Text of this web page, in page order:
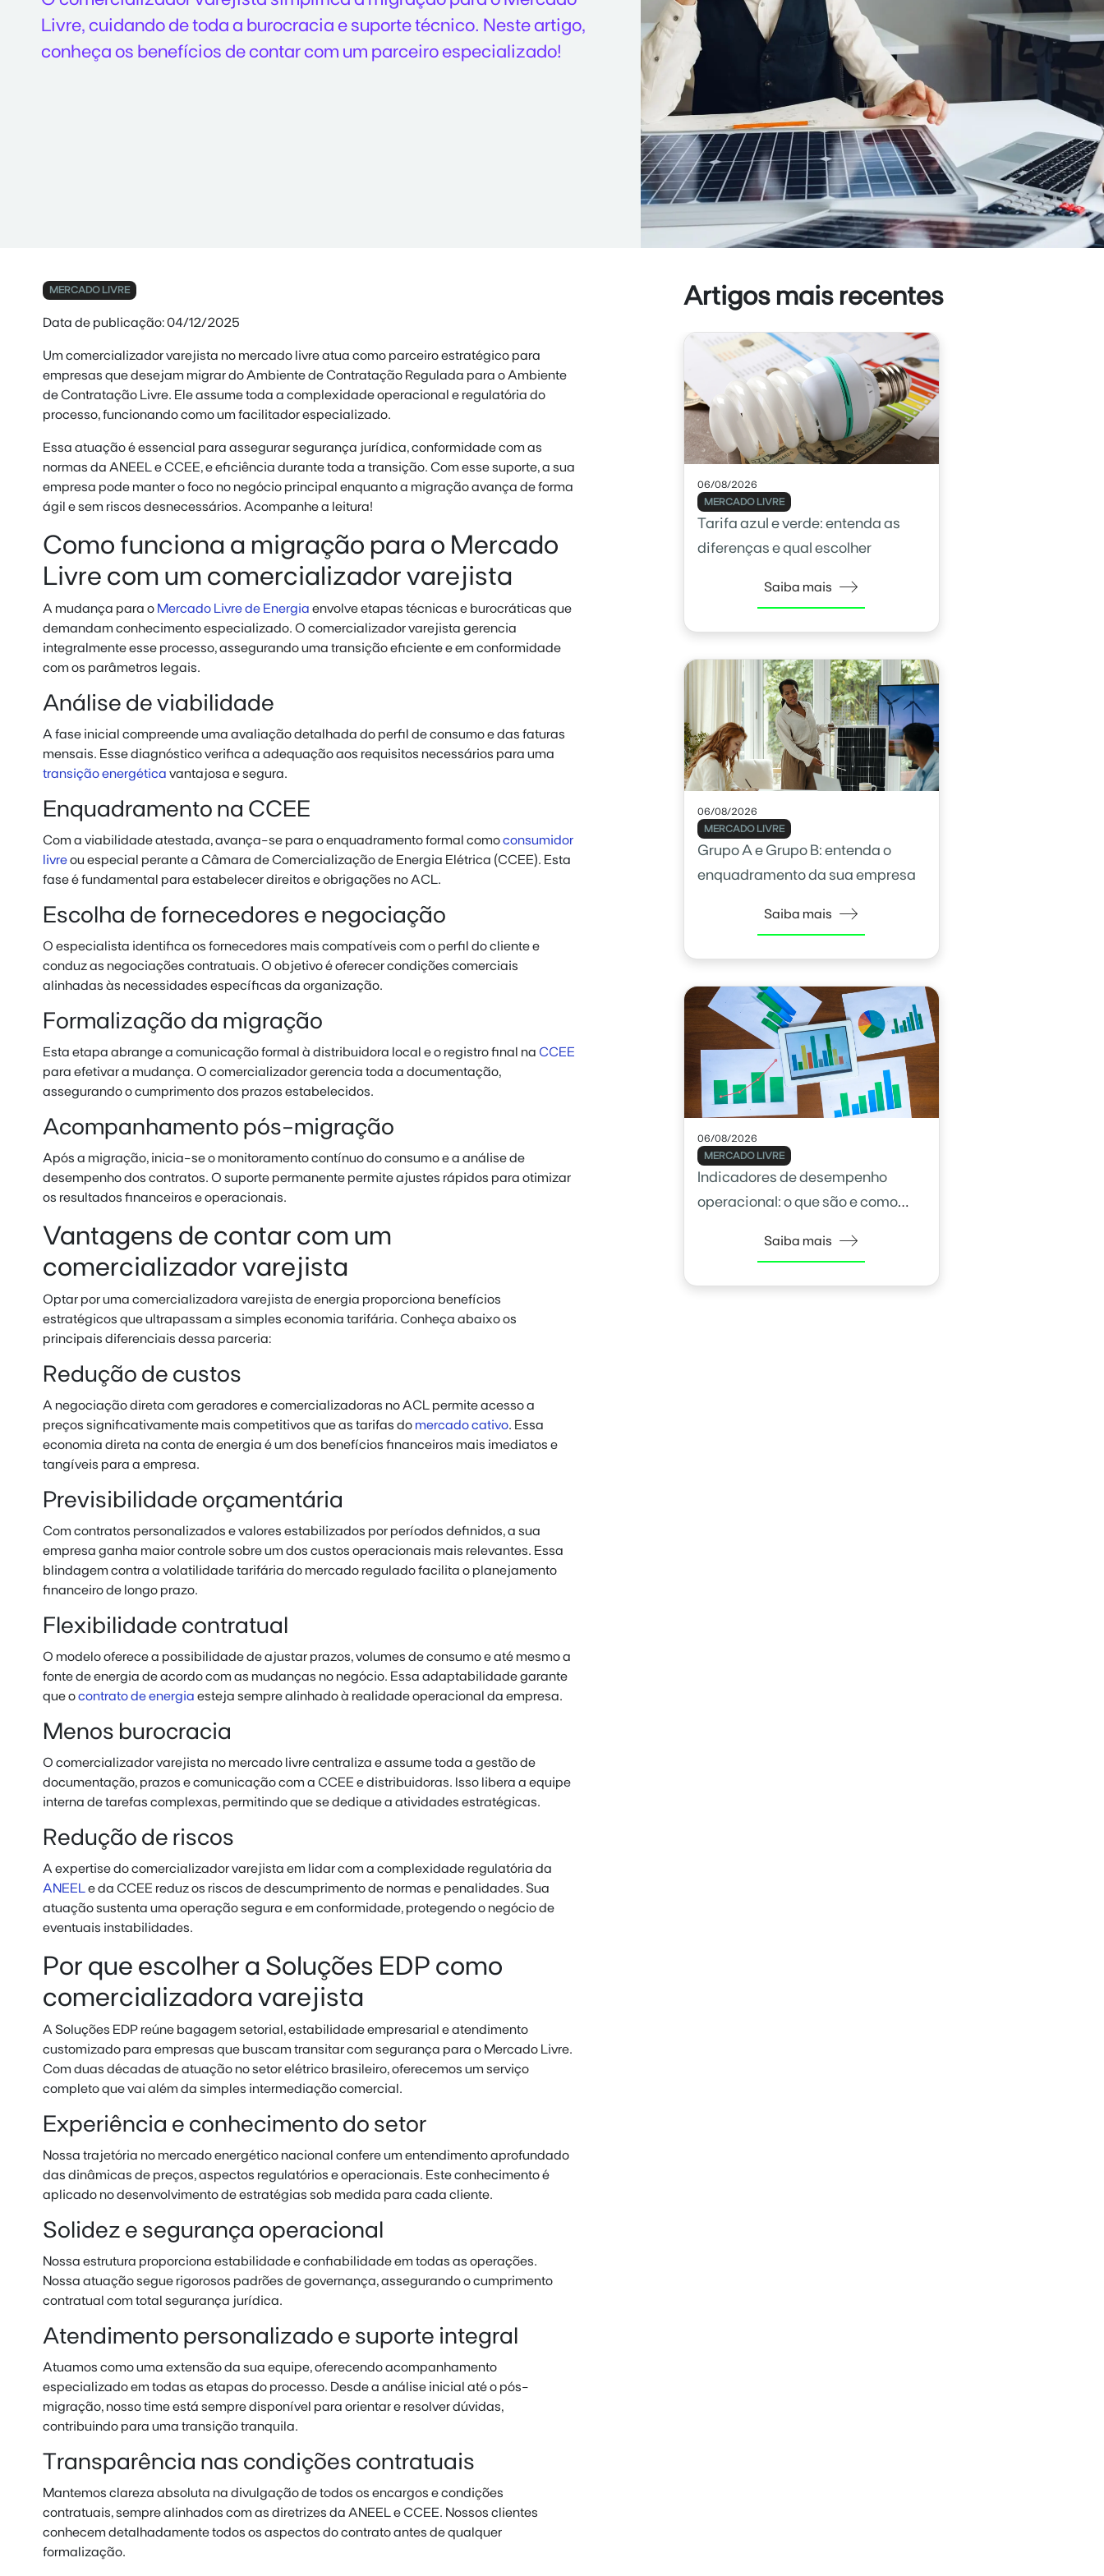
Livre, cuidando de toda a burocracia e suporte técnico. Neste artigo,
conheça os benefícios de contar com um parceiro especializado!
MERCADO LIVRE
Data de publicação: 04/12/2025
Um comercializador varejista no mercado livre atua como parceiro estratégico para
empresas que desejam migrar do Ambiente de Contratação Regulada para o Ambiente
de Contratação Livre. Ele assume toda a complexidade operacional e regulatória do
processo, funcionando como um facilitador especializado.
Essa atuação é essencial para assegurar segurança jurídica, conformidade com as
normas da ANEEL e CCEE, e eficiência durante toda a transição. Com esse suporte, a sua
empresa pode manter o foco no negócio principal enquanto a migração avança de forma
ágil e sem riscos desnecessários. Acompanhe a leitura!
Como funciona a migração para o Mercado
Livre com um comercializador varejista
A mudança para o Mercado Livre de Energia envolve etapas técnicas e burocráticas que
demandam conhecimento especializado. O comercializador varejista gerencia
integralmente esse processo, assegurando uma transição eficiente e em conformidade
com os parâmetros legais.
Análise de viabilidade
A fase inicial compreende uma avaliação detalhada do perfil de consumo e das faturas
mensais. Esse diagnóstico verifica a adequação aos requisitos necessários para uma
transição energética vantajosa e segura.
Enquadramento na CCEE
Com a viabilidade atestada, avança-se para o enquadramento formal comoconsumidor
livreou especial perante a Câmara de Comercialização de Energia Elétrica (CCEE). Esta
fase é fundamental para estabelecer direitos e obrigações no ACL.
Escolha de fornecedores e negociação
O especialista identifica os fornecedores mais compatíveis com o perfil do cliente e
conduz as negociações contratuais. O objetivo é oferecer condições comerciais
alinhadas às necessidades específicas da organização.
Formalização da migração
Esta etapa abrange a comunicação formal à distribuidora local e o registro final na CCEE
para efetivar a mudança. O comercializador gerencia toda a documentação,
assegurando o cumprimento dos prazos estabelecidos.
Acompanhamento pós-migração
Após a migração, inicia-se o monitoramento contínuo do consumo e a análise de
desempenho dos contratos. O suporte permanente permite ajustes rápidos para otimizar
os resultados financeiros e operacionais.
Vantagens de contar com um
comercializador varejista
Optar por uma comercializadora varejista de energia proporciona benefícios
estratégicos que ultrapassam a simples economia tarifária. Conheça abaixo os
principais diferenciais dessa parceria:
Redução de custos
A negociação direta com geradores e comercializadoras no ACL permite acesso a
preços significativamente mais competitivos que as tarifas do mercado cativo. Essa
economia direta na conta de energia é um dos benefícios financeiros mais imediatos e
tangíveis para a empresa.
Previsibilidade orçamentária
Com contratos personalizados e valores estabilizados por períodos definidos, a sua
empresa ganha maior controle sobre um dos custos operacionais mais relevantes. Essa
blindagem contra a volatilidade tarifária do mercado regulado facilita o planejamento
financeiro de longo prazo.
Flexibilidade contratual
O modelo oferece a possibilidade de ajustar prazos, volumes de consumo e até mesmo a
fonte de energia de acordo com as mudanças no negócio. Essa adaptabilidade garante
que ocontrato de energia esteja sempre alinhado à realidade operacional da empresa.
Menos burocracia
O comercializador varejista no mercado livre centraliza e assume toda a gestão de
documentação, prazos e comunicação com a CCEE e distribuidoras. Isso libera a equipe
interna de tarefas complexas, permitindo que se dedique a atividades estratégicas.
Redução de riscos
A expertise do comercializador varejista em lidar com a complexidade regulatória da
ANEEL e da CCEE reduz os riscos de descumprimento de normas e penalidades. Sua
atuação sustenta uma operação segura e em conformidade, protegendo o negócio de
eventuais instabilidades.
Por que escolher a Soluções EDP como
comercializadora varejista
A Soluções EDP reúne bagagem setorial, estabilidade empresarial e atendimento
customizado para empresas que buscam transitar com segurança para o Mercado Livre.
Com duas décadas de atuação no setor elétrico brasileiro, oferecemos um serviço
completo que vai além da simples intermediação comercial.
Experiência e conhecimento do setor
Nossa trajetória no mercado energético nacional confere um entendimento aprofundado
das dinâmicas de preços, aspectos regulatórios e operacionais. Este conhecimento é
aplicado no desenvolvimento de estratégias sob medida para cada cliente.
Solidez e segurança operacional
Nossa estrutura proporciona estabilidade e confiabilidade em todas as operações.
Nossa atuação segue rigorosos padrões de governança, assegurando o cumprimento
contratual com total segurança jurídica.
Atendimento personalizado e suporte integral
Atuamos como uma extensão da sua equipe, oferecendo acompanhamento
especializado em todas as etapas do processo. Desde a análise inicial até o pós-
migração, nosso time está sempre disponível para orientar e resolver dúvidas,
contribuindo para uma transição tranquila.
Transparência nas condições contratuais
Mantemos clareza absoluta na divulgação de todos os encargos e condições
contratuais, sempre alinhados com as diretrizes da ANEEL e CCEE. Nossos clientes
conhecem detalhadamente todos os aspectos do contrato antes de qualquer
formalização.
Artigos mais recentes
06/08/2026
MERCADO LIVRE
Tarifa azul e verde: entenda as
diferenças e qual escolher
Saiba mais
06/08/2026
MERCADO LIVRE
Grupo A e Grupo B: entenda o
enquadramento da sua empresa
Saiba mais
06/08/2026
MERCADO LIVRE
Indicadores de desempenho
operacional: o que são e como
Saiba mais